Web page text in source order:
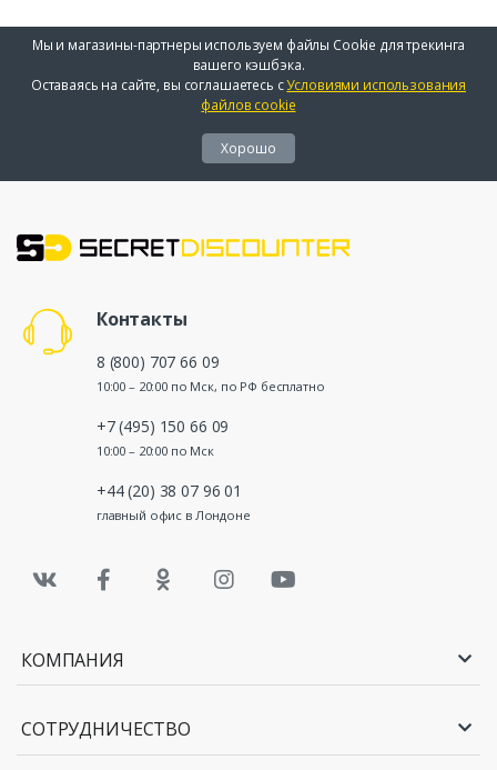
Мы и магазины-партнеры используем файлы Cookie для трекинга
вашего кэшбэка.
Оставаясь на сайте, вы соглашаетесь сУсловиями использования
файлов cookie
Хорошо
Контакты
8 (800) 707 66 09
10:00 – 20:00 по Мск, по РФ бесплатно
+7 (495) 150 66 09
10:00 – 20:00 по Мск
+44 (20) 38 07 96 01
главный офис в Лондоне
КОМПАНИЯ
СОТРУДНИЧЕСТВО